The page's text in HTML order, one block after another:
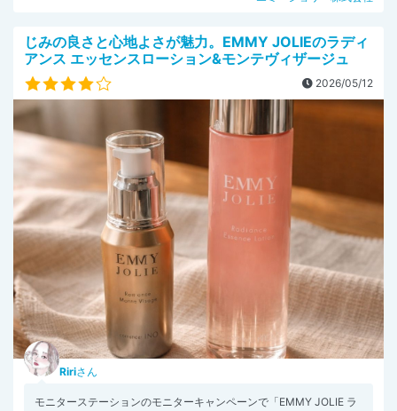
じみの良さと心地よさが魅力。EMMY JOLIEのラディ
アンス エッセンスローション&モンテヴィザージュ
2026/05/12
Ririさん
モニターステーションのモニターキャンペーンで「EMMY JOLIE ラ